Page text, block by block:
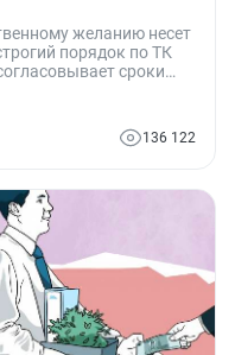
желанию несет
порядок по ТК
сроки
составить
и без.
136 122